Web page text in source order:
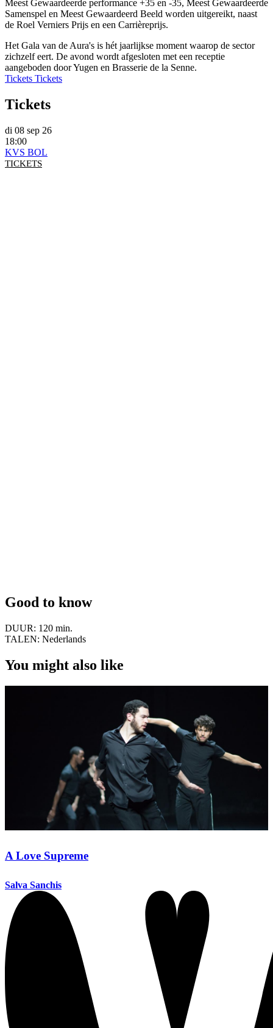
Meest Gewaardeerde performance +35 en -35, Meest Gewaardeerde
Samenspel en Meest Gewaardeerd Beeld worden uitgereikt, naast
de Roel Verniers Prijs en een Carrièreprijs.
Het Gala van de Aura's is hét jaarlijkse moment waarop de sector
zichzelf eert. De avond wordt afgesloten met een receptie
aangeboden door Yugen en Brasserie de la Senne.
Tickets Tickets
Tickets
di 08 sep 26
18:00
KVS BOL
TICKETS
Good to know
DUUR: 120 min.
TALEN: Nederlands
You might also like
A Love Supreme
Salva Sanchis